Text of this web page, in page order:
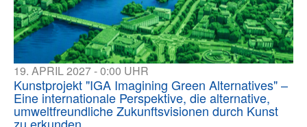
19. APRIL 2027 - 0:00 UHR
Kunstprojekt "IGA Imagining Green Alternatives" –
Eine internationale Perspektive, die alternative,
umweltfreundliche Zukunftsvisionen durch Kunst